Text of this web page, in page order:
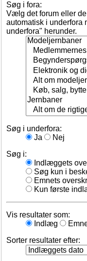
Søg i fora:
Vælg det forum eller
automatisk i underfora
underfora" herunder.
Søg i underfora:
Ja
Nej
Søg i:
Indlæggets
Søg kun i
Emnets
Kun første
Vis resultater som:
Indlæg
Sorter resultater efter: